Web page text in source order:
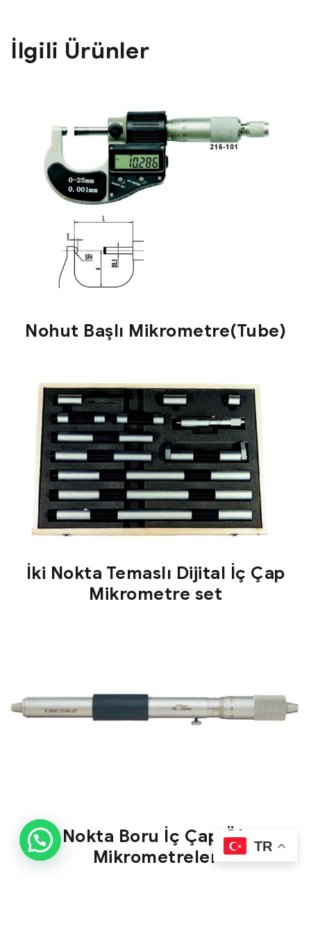
İlgili Ürünler
Nohut Başlı Mikrometre(Tube)
İki Nokta Temaslı Dijital İç Çap
Mikrometre set
İki Nokta Boru İç Çap Ölçer
Mikrometreler
TR